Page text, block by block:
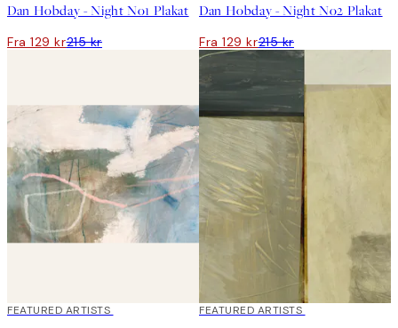
Dan Hobday - Night No1 Plakat
Fra 129 kr215 kr
Dan Hobday - Night No2 Plakat
Fra 129 kr215 kr
40%*
FEATURED ARTISTS 40%*
FEATURED ARTISTS